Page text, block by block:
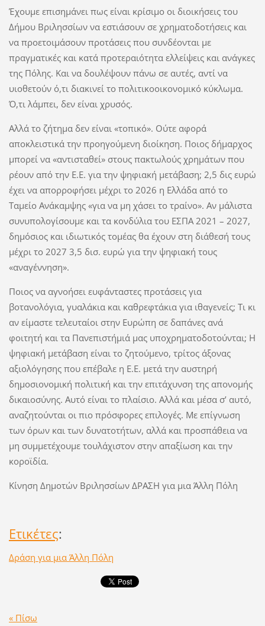
Έχουμε επισημάνει πως είναι κρίσιμο οι διοικήσεις του
Δήμου Βριλησσίων να εστιάσουν σε χρηματοδοτήσεις και
να προετοιμάσουν προτάσεις που συνδέονται με
πραγματικές και κατά προτεραιότητα ελλείψεις και ανάγκες
της Πόλης. Και να δουλέψουν πάνω σε αυτές, αντί να
υιοθετούν ό,τι διακινεί το πολιτικοοικονομικό κύκλωμα.
Ό,τι λάμπει, δεν είναι χρυσός.
Αλλά το ζήτημα δεν είναι «τοπικό». Ούτε αφορά
αποκλειστικά την προηγούμενη διοίκηση. Ποιος δήμαρχος
μπορεί να «αντισταθεί» στους πακτωλούς χρημάτων που
ρέουν από την Ε.Ε. για την ψηφιακή μετάβαση; 2,5 δις ευρώ
έχει να απορροφήσει μέχρι το 2026 η Ελλάδα από το
Ταμείο Ανάκαμψης «για να μη χάσει το τραίνο». Αν μάλιστα
συνυπολογίσουμε και τα κονδύλια του ΕΣΠΑ 2021 – 2027,
δημόσιος και ιδιωτικός τομέας θα έχουν στη διάθεσή τους
μέχρι το 2027 3,5 δισ. ευρώ για την ψηφιακή τους
«αναγέννηση».
Ποιος να αγνοήσει ευφάνταστες προτάσεις για
βοτανολόγια, γυαλάκια και καθρεφτάκια για ιθαγενείς; Τι κι
αν είμαστε τελευταίοι στην Ευρώπη σε δαπάνες ανά
φοιτητή και τα Πανεπιστήμιά μας υποχρηματοδοτούνται; Η
ψηφιακή μετάβαση είναι το ζητούμενο, τρίτος άξονας
αξιολόγησης που επέβαλε η Ε.Ε. μετά την αυστηρή
δημοσιονομική πολιτική και την επιτάχυνση της απονομής
δικαιοσύνης. Αυτό είναι το πλαίσιο. Αλλά και μέσα σ’ αυτό,
αναζητούνται οι πιο πρόσφορες επιλογές. Με επίγνωση
των όρων και των δυνατοτήτων, αλλά και προσπάθεια να
μη συμμετέχουμε τουλάχιστον στην απαξίωση και την
κοροϊδία.
Κίνηση Δημοτών Βριλησσίων ΔΡΑΣΗ για μια Άλλη Πόλη
Ετικέτες:
Δράση για μια Άλλη Πόλη
« Πίσω